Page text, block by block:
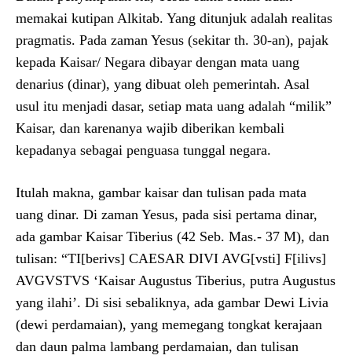
memakai kutipan Alkitab. Yang ditunjuk adalah realitas
pragmatis. Pada zaman Yesus (sekitar th. 30-an), pajak
kepada Kaisar/ Negara dibayar dengan mata uang
denarius (dinar), yang dibuat oleh pemerintah. Asal
usul itu menjadi dasar, setiap mata uang adalah “milik”
Kaisar, dan karenanya wajib diberikan kembali
kepadanya sebagai penguasa tunggal negara.
Itulah makna, gambar kaisar dan tulisan pada mata
uang dinar. Di zaman Yesus, pada sisi pertama dinar,
ada gambar Kaisar Tiberius (42 Seb. Mas.- 37 M), dan
tulisan: “TI[berivs] CAESAR DIVI AVG[vsti] F[ilivs]
AVGVSTVS ‘Kaisar Augustus Tiberius, putra Augustus
yang ilahi’. Di sisi sebaliknya, ada gambar Dewi Livia
(dewi perdamaian), yang memegang tongkat kerajaan
dan daun palma lambang perdamaian, dan tulisan